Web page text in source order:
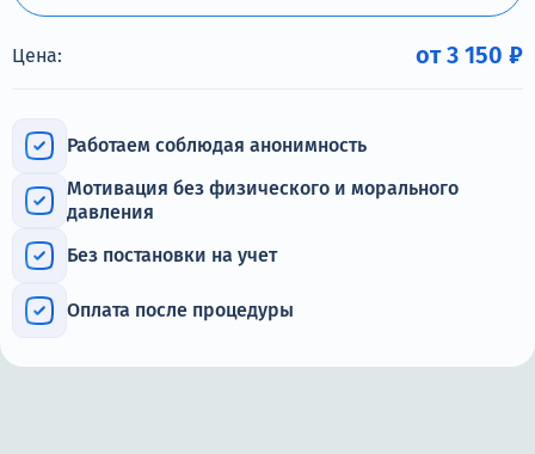
Контакты
Круглосуточно, анонимно
+7 (905) 483-87-88
Адрес call-центра
Дзержинский, ул. Ленина, 24
Цена: от 3 150 ₽
Работаем соблюдая анонимность
Мотивация без физического и морального
давления
Без постановки на учет
Оплата после процедуры